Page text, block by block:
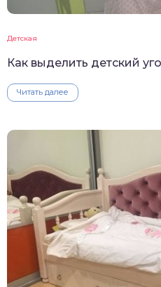
Детская
Как выделить детский
Читать далее